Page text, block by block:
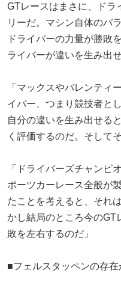
GTレースはまさに、ドラ
リーだ。マシン自体のバ
ドライバーの力量が勝敗
ライバーが違いを生み出
「マックスやバレンティ
イバー、つまり競技者と
自分の違いを生み出せる
く評価するのだ。そして
「ドライバーズチャンピ
ポーツカーレース全般が
たことを考えると、それ
かし結局のところ今のGT
敗を左右するのだ」
■フェルスタッペンの存